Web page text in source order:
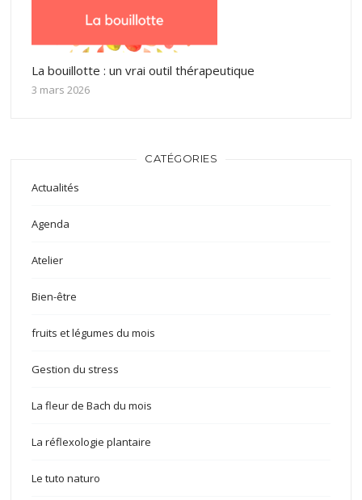
La bouillotte : un vrai outil thérapeutique
3 mars 2026
CATÉGORIES
Actualités
Agenda
Atelier
Bien-être
fruits et légumes du mois
Gestion du stress
La fleur de Bach du mois
La réflexologie plantaire
Le tuto naturo